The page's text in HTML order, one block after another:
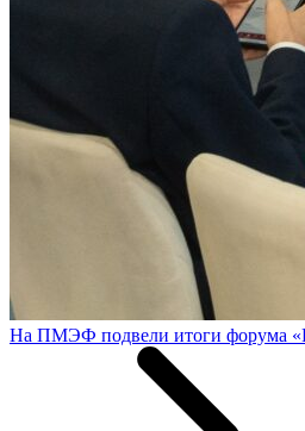
На ПМЭФ подвели итоги форума